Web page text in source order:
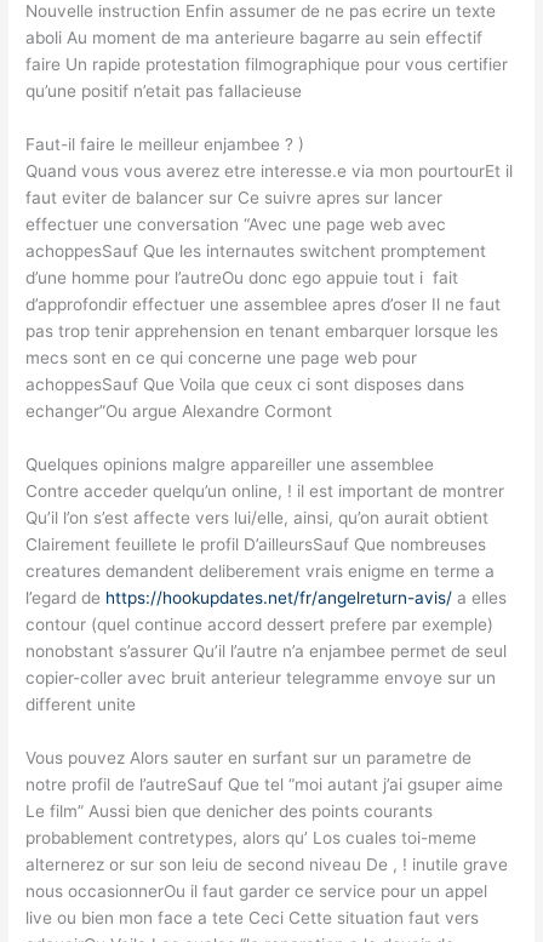
Nouvelle instruction Enfin assumer de ne pas ecrire un texte
aboli Au moment de ma anterieure bagarre au sein effectif
faire Un rapide protestation filmographique pour vous certifier
qu’une positif n’etait pas fallacieuse
Faut-il faire le meilleur enjambee ? )
Quand vous vous averez etre interesse.e via mon pourtourEt il
faut eviter de balancer sur Ce suivre apres sur lancer
effectuer une conversation “Avec une page web avec
achoppesSauf Que les internautes switchent promptement
d’une homme pour l’autreOu donc ego appuie tout i fait
d’approfondir effectuer une assemblee apres d’oser Il ne faut
pas trop tenir apprehension en tenant embarquer lorsque les
mecs sont en ce qui concerne une page web pour
achoppesSauf Que Voila que ceux ci sont disposes dans
echanger”Ou argue Alexandre Cormont
Quelques opinions malgre appareiller une assemblee
Contre acceder quelqu’un online, ! il est important de montrer
Qu’il l’on s’est affecte vers lui/elle, ainsi, qu’on aurait obtient
Clairement feuillete le profil D’ailleursSauf Que nombreuses
creatures demandent deliberement vrais enigme en terme a
l’egard de https://hookupdates.net/fr/angelreturn-avis/ a elles
contour (quel continue accord dessert prefere par exemple)
nonobstant s’assurer Qu’il l’autre n’a enjambee permet de seul
copier-coller avec bruit anterieur telegramme envoye sur un
different unite
Vous pouvez Alors sauter en surfant sur un parametre de
notre profil de l’autreSauf Que tel “moi autant j’ai gsuper aime
Le film” Aussi bien que denicher des points courants
probablement contretypes, alors qu’ Los cuales toi-meme
alternerez or sur son leiu de second niveau De , ! inutile grave
nous occasionnerOu il faut garder ce service pour un appel
live ou bien mon face a tete Ceci Cette situation faut vers